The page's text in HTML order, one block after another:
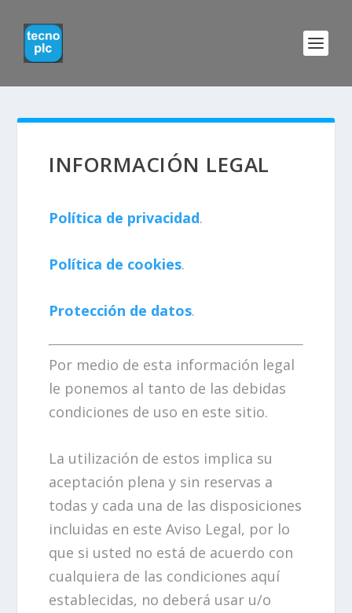
INFORMACIÓN LEGAL
Política de privacidad.
Política de cookies.
Protección de datos.
Por medio de esta información legal
le ponemos al tanto de las debidas
condiciones de uso en este sitio.
La utilización de estos implica su
aceptación plena y sin reservas a
todas y cada una de las disposiciones
incluidas en este Aviso Legal, por lo
que si usted no está de acuerdo con
cualquiera de las condiciones aquí
establecidas, no deberá usar u/o